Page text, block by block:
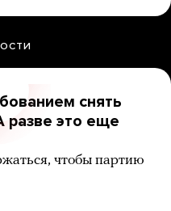
снять
разве это еще
чтобы партию